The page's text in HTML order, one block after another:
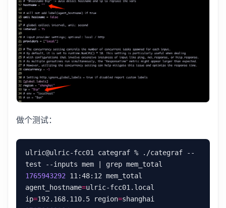
做个测试：
ulric@ulric-fcc01 categraf % ./categraf --
1765943292 11:48:12 mem_total
agent_hostname=ulric-fcc01.local
ip=192.168.110.5 region=